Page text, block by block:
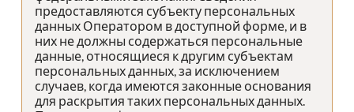
предоставляются субъекту персональных
данных Оператором в доступной форме, и в
них не должны содержаться персональные
данные, относящиеся к другим субъектам
персональных данных, за исключением
случаев, когда имеются законные основания
для раскрытия таких персональных данных.